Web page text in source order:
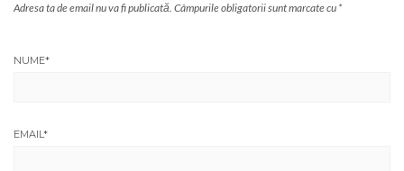
Adresa ta de email nu va fi publicată. Câmpurile obligatorii sunt marcate cu *
NUME*
EMAIL*